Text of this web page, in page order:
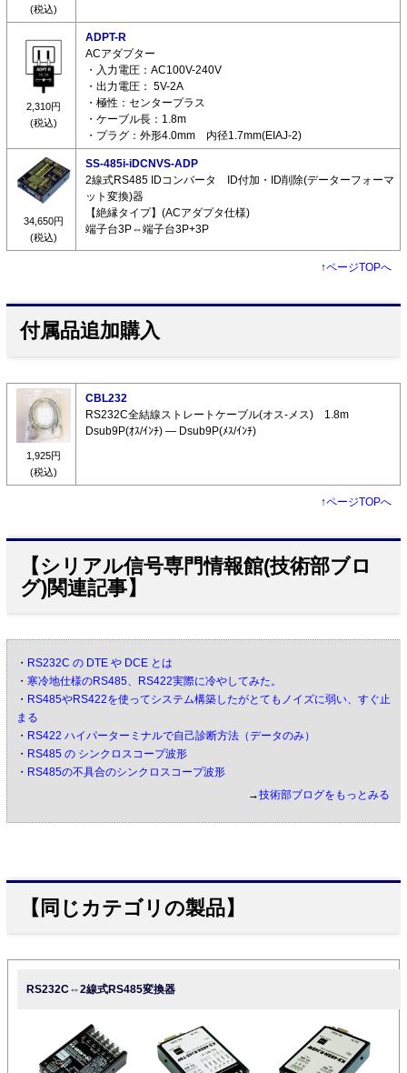
(税込)
2,310円
(税込)
ADPT-R
ACアダプター
・入力電圧：AC100V-240V
・出力電圧： 5V-2A
・極性：センタープラス
・ケーブル長：1.8m
・プラグ：外形4.0mm 内径1.7mm(EIAJ-2)
34,650円
(税込)
SS-485i-iDCNVS-ADP
2線式RS485 IDコンバータ ID付加・ID削除(データーフォーマ
ット変換)器
【絶縁タイプ】(ACアダプタ仕様)
端子台3P⇔端子台3P+3P
↑ページTOPへ
付属品追加購入
1,925円
(税込)
CBL232
RS232C全結線ストレートケーブル(オス-メス) 1.8m
Dsub9P(ｵｽ/ｲﾝﾁ) ― Dsub9P(ﾒｽ/ｲﾝﾁ)
↑ページTOPへ
【シリアル信号専門情報館(技術部ブロ
グ)関連記事】
・ RS232C の DTE や DCE とは
・ 寒冷地仕様のRS485、RS422実際に冷やしてみた。
・ RS485やRS422を使ってシステム構築したがとてもノイズに弱い、すぐ止
まる
・ RS422 ハイパーターミナルで自己診断方法（データのみ）
・ RS485 の シンクロスコープ波形
・ RS485の不具合のシンクロスコープ波形
→技術部ブログをもっとみる
【同じカテゴリの製品】
RS232C⇔2線式RS485変換器